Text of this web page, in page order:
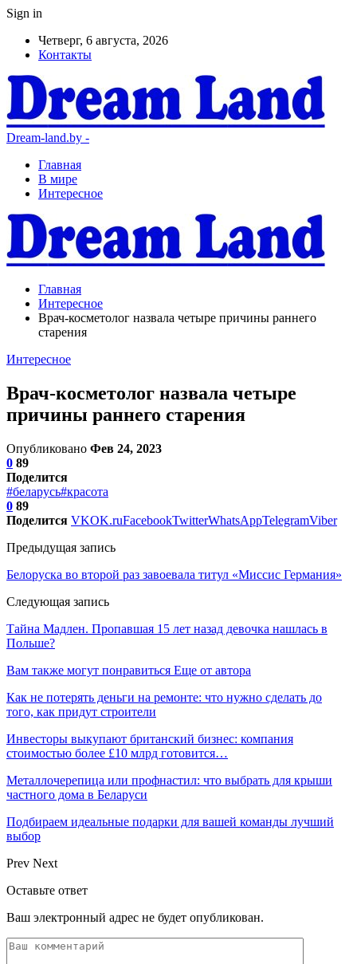
Sign in
Четверг, 6 августа, 2026
Контакты
Dream-land.by -
Главная
В мире
Интересное
Главная
Интересное
Врач-косметолог назвала четыре причины раннего
старения
Интересное
Врач-косметолог назвала четыре
причины раннего старения
Опубликовано Фев 24, 2023
0 89
Поделится
#беларусь#красота
0 89
Поделится VKOK.ruFacebookTwitterWhatsAppTelegramViber
Предыдущая запись
Белоруска во второй раз завоевала титул «Миссис Германия»
Следующая запись
Тайна Мадлен. Пропавшая 15 лет назад девочка нашлась в
Польше?
Вам также могут понравиться Еще от автора
Как не потерять деньги на ремонте: что нужно сделать до
того, как придут строители
Инвесторы выкупают британский бизнес: компания
стоимостью более £10 млрд готовится…
Металлочерепица или профнастил: что выбрать для крыши
частного дома в Беларуси
Подбираем идеальные подарки для вашей команды лучший
выбор
Prev Next
Оставьте ответ
Ваш электронный адрес не будет опубликован.